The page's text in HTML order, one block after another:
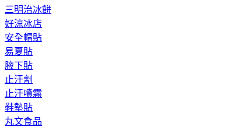
三明治冰餅
好涼冰店
安全帽貼
易夏貼
腋下貼
止汗劑
止汗噴霧
鞋墊貼
丸文食品